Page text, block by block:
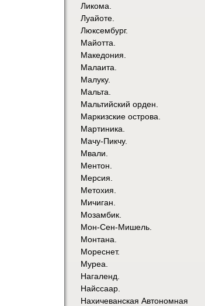
Ликома.
Луайоте.
Люксембург.
Майотта.
Македония.
Малаита.
Малуку.
Мальта.
Мальтийский орден.
Маркизские острова.
Мартиника.
Мачу-Пикчу.
Мвали.
Ментон.
Мерсия.
Метохия.
Мичиган.
Мозамбик.
Мон-Сен-Мишель.
Монтана.
Мореснет.
Муреа.
Нагаленд.
Найссаар.
Нахичеванская Автономная